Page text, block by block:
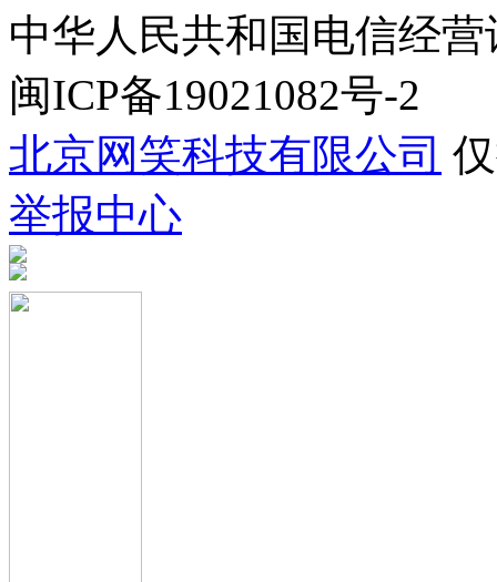
中华人民共和国电信经营
闽ICP备19021082号-2
北京网笑科技有限公司
举报中心